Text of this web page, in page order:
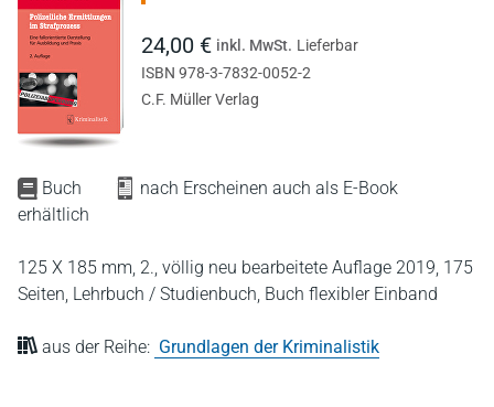
Buch
nach Erscheinen auch als E-Book
erhältlich
125 X 185 mm, 2., völlig neu bearbeitete Auflage 2019, 175
Seiten, Lehrbuch / Studienbuch, Buch flexibler Einband
aus der Reihe: Grundlagen der Kriminalistik
24,00 € inkl. MwSt. Lieferbar
ISBN 978-3-7832-0052-2
C.F. Müller Verlag